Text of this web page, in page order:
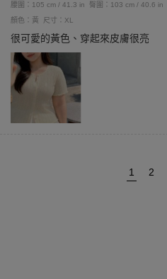
腰圍：105 cm / 41.3 in
臀圍：103 cm / 40.6 in
顏色：黃
尺寸：XL
很可愛的黃色、穿起來皮膚很亮
1 2